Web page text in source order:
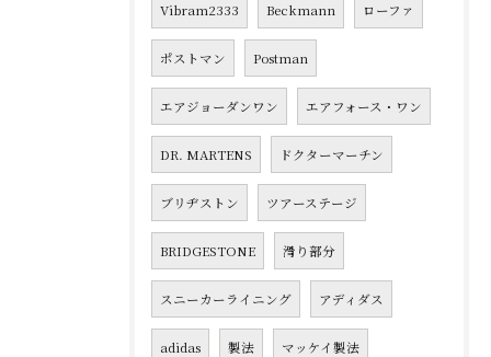
Vibram2333 Beckmann ローファ
ポストマン Postman
エアジョーダンワン エアフォース・ワン
DR. MARTENS ドクターマーチン
ブリヂストン ツアーステージ
BRIDGESTONE 滑り部分
スニーカーライニング アディダス
adidas 製法 マッケイ製法